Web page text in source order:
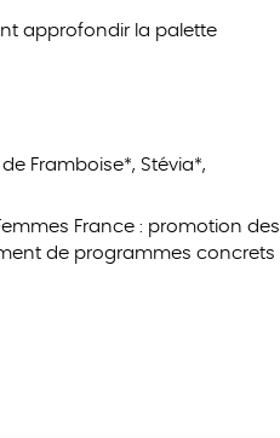
approfondir la palette
Framboise*, Stévia*,
France : promotion des
de programmes concrets